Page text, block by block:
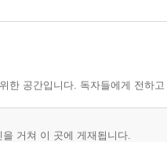
한 공간입니다. 독자들에게 전하
을 거쳐 이 곳에 게재됩니다.